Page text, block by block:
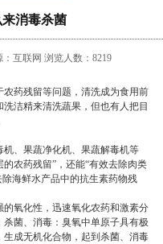
消毒杀菌
：互联网 浏览人数：8219
药残留等问题，清洗成为食用前
洁精来清洗蔬果，但也有人把目
、果蔬净化机、果蔬解毒机等
农药残留”，还能“有效去除肉类
海鲜水产品中的抗生素药物残
氧化性，迅速氧化农药和激素分
菌、消毒：臭氧中单原子具有极
成无机化合物，起到杀菌、消毒